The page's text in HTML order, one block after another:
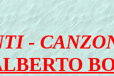
-